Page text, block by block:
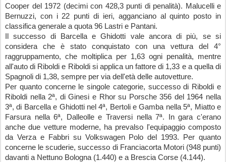
Cooper del 1972 (decimi con 428,3 punti di penalità). Malucelli e
Bernuzzi, con i 22 punti di ieri, agganciano al quinto posto in
classifica generale a quota 96 Lastri e Pantani.
Il successo di Barcella e Ghidotti vale ancora di più, se si
considera che è stato conquistato con una vettura del 4°
raggruppamento, che moltiplica per 1,63 ogni penalità, mentre
all'auto di Riboldi e Riboldi si applica un fattore di 1,33 e a quella di
Spagnoli di 1,38, sempre per via dell'età delle autovetture.
Per quanto concerne le singole categorie, successo di Riboldi e
Riboldi nella 2ª, di Ginesi e Rhor su Porsche 356 del 1964 nella
3ª, di Barcella e Ghidotti nel 4ª, Bertoli e Gamba nella 5ª, Miatto e
Farsura nella 6ª, Dalleolle e Traversi nella 7ª. In gara c'erano
anche due vetture moderne, ha prevalso l'equipaggio composto
da Verza e Fabbri su Volkswagen Polo del 1993. Per quanto
concerne le scuderie, successo di Franciacorta Motori (948 punti)
davanti a Nettuno Bologna (1.440) e a Brescia Corse (4.144).